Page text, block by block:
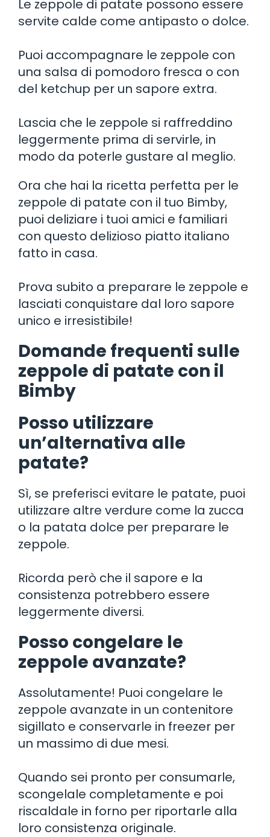
Le zeppole di patate possono essere
servite calde come antipasto o dolce.
Puoi accompagnare le zeppole con
una salsa di pomodoro fresca o con
del ketchup per un sapore extra.
Lascia che le zeppole si raffreddino
leggermente prima di servirle, in
modo da poterle gustare al meglio.
Ora che hai la ricetta perfetta per le
zeppole di patate con il tuo Bimby,
puoi deliziare i tuoi amici e familiari
con questo delizioso piatto italiano
fatto in casa.
Prova subito a preparare le zeppole e
lasciati conquistare dal loro sapore
unico e irresistibile!
Domande frequenti sulle
zeppole di patate con il
Bimby
Posso utilizzare
un’alternativa alle
patate?
Sì, se preferisci evitare le patate, puoi
utilizzare altre verdure come la zucca
o la patata dolce per preparare le
zeppole.
Ricorda però che il sapore e la
consistenza potrebbero essere
leggermente diversi.
Posso congelare le
zeppole avanzate?
Assolutamente! Puoi congelare le
zeppole avanzate in un contenitore
sigillato e conservarle in freezer per
un massimo di due mesi.
Quando sei pronto per consumarle,
scongelale completamente e poi
riscaldale in forno per riportarle alla
loro consistenza originale.